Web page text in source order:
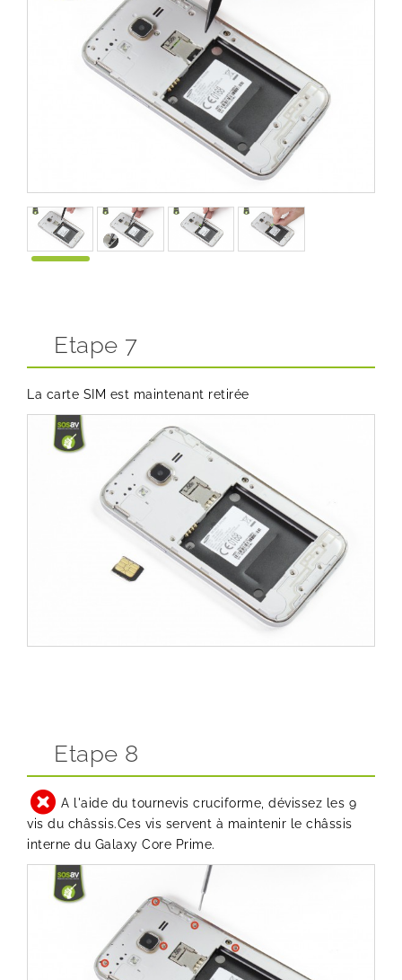
Etape 7
La carte SIM est maintenant retirée
Etape 8
A l'aide du tournevis cruciforme, dévissez les 9
vis du châssis.Ces vis servent à maintenir le châssis
interne du Galaxy Core Prime.